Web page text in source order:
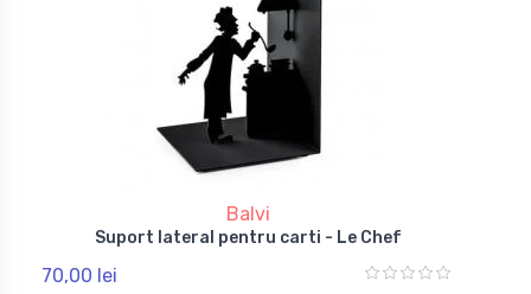
Balvi
Suport lateral pentru carti - Le Chef
70,00 lei